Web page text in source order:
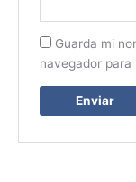
Guarda mi
navegador para